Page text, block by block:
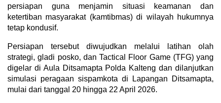
persiapan guna menjamin situasi keamanan dan
ketertiban masyarakat (kamtibmas) di wilayah hukumnya
tetap kondusif.
Persiapan tersebut diwujudkan melalui latihan olah
strategi, gladi posko, dan Tactical Floor Game (TFG) yang
digelar di Aula Ditsamapta Polda Kalteng dan dilanjutkan
simulasi peragaan sispamkota di Lapangan Ditsamapta,
mulai dari tanggal 20 hingga 22 April 2026.